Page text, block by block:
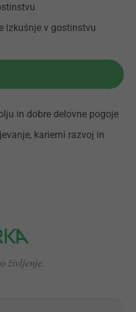
izkušnje v gostinstvu
in dobre delovne pogoje
karierni razvoj in